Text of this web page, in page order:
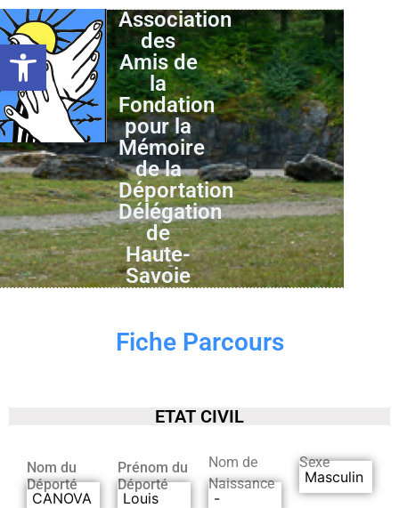
Ouvrir la barre d’outils
Association
des
Amis de
la
Fondation
pour la
Mémoire
de la
Déportation
Délégation
de
Haute-
Savoie
Fiche Parcours
ETAT CIVIL
Nom du
Déporté
CANOVA
Prénom du
Déporté
Louis
Nom de
Naissance
-
Sexe
Masculin